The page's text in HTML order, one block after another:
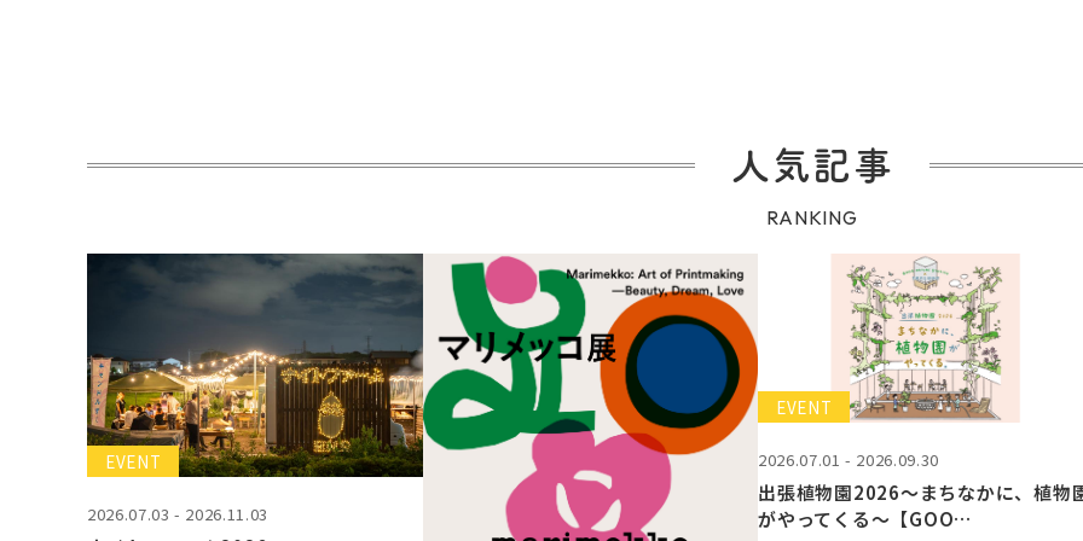
人気記事
RANKING
EVENT
2026.07.03 - 2026.11.03
EVENT
2026.07.01 - 2026.09.30
出張植物園2026～まちなかに、植物
がやってくる～【GOO…